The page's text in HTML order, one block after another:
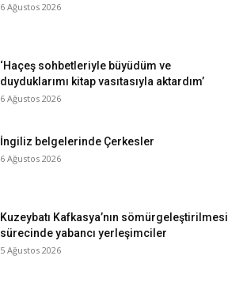
6 Ağustos 2026
‘Haçeş sohbetleriyle büyüdüm ve
duyduklarımı kitap vasıtasıyla aktardım’
6 Ağustos 2026
İngiliz belgelerinde Çerkesler
6 Ağustos 2026
Kuzeybatı Kafkasya’nın sömürgeleştirilmesi
sürecinde yabancı yerleşimciler
5 Ağustos 2026